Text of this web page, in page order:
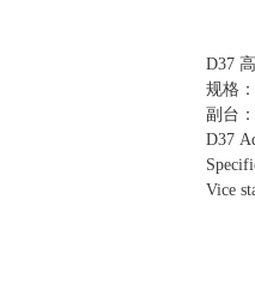
D37
规格
副台
D37
Vice